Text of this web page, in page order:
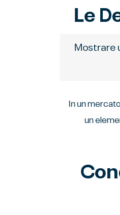
Le
In un
un